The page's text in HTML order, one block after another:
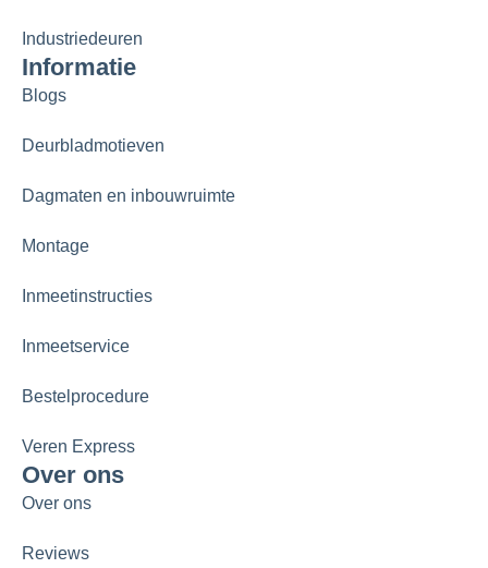
Industriedeuren
Informatie
Blogs
Deurbladmotieven
Dagmaten en inbouwruimte
Montage
Inmeetinstructies
Inmeetservice
Bestelprocedure
Veren Express
Over ons
Over ons
Reviews